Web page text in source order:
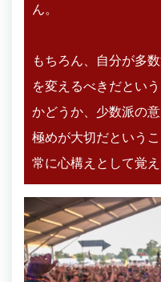
ん。
もちろん、自分が多
を変えるべきだとい
かどうか、少数派の
極めが大切だというこ
常に心構えとして覚